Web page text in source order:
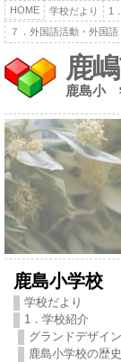
HOME 学校だより 1
７．外国語活動・外国語
鹿
鹿島小
鹿島小学校
学校だより
1．学校紹介
グランドデザイン
鹿島小学校の歴史